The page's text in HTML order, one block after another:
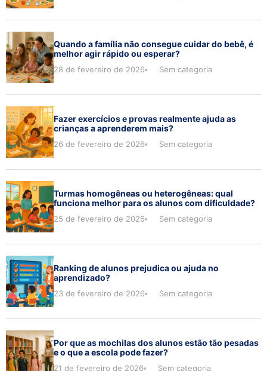
Quando a família não consegue cuidar do bebê, é
melhor agir rápido ou esperar?
28 de fevereiro de 2026 Sem categoria
Fazer exercícios e provas realmente ajuda as
crianças a aprenderem mais?
26 de fevereiro de 2026 Sem categoria
Turmas homogêneas ou heterogêneas: qual
funciona melhor para os alunos com dificuldade?
25 de fevereiro de 2026 Sem categoria
Ranking de alunos prejudica ou ajuda no
aprendizado?
23 de fevereiro de 2026 Sem categoria
Por que as mochilas dos alunos estão tão pesadas
e o que a escola pode fazer?
21 de fevereiro de 2026 Sem categoria